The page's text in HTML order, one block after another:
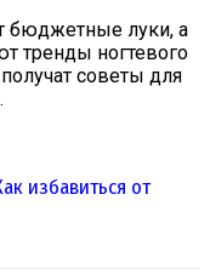
бюджетные луки, а
тренды ногтевого
советы для
избавиться от